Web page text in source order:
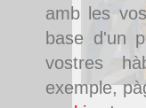
amb les
base d'un
vostres
exemple,
Pintura